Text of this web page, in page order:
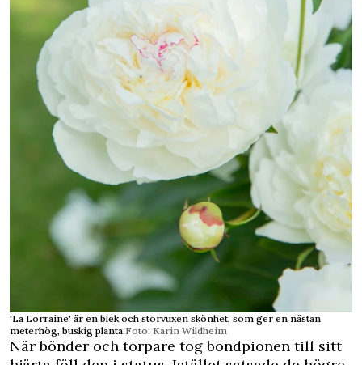
'La Lorraine' är en blek och storvuxen skönhet, som ger en nästan
meterhög, buskig planta.Foto: Karin Wildheim
När bönder och torpare tog bondpionen till sitt